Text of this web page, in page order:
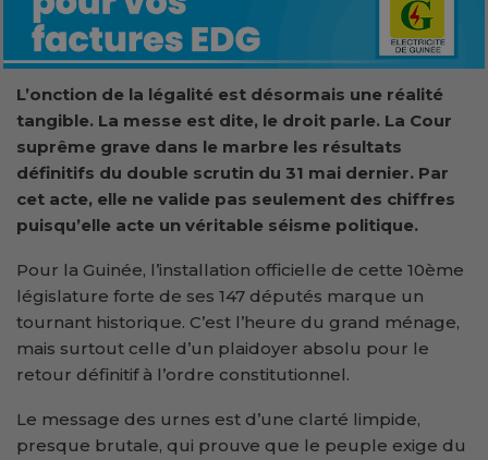
L’onction de la légalité est désormais une réalité
tangible. La messe est dite, le droit parle. La Cour
suprême grave dans le marbre les résultats
définitifs du double scrutin du 31 mai dernier. Par
cet acte, elle ne valide pas seulement des chiffres
puisqu’elle acte un véritable séisme politique.
Pour la Guinée, l’installation officielle de cette 10ème
législature forte de ses 147 députés marque un
tournant historique. C’est l’heure du grand ménage,
mais surtout celle d’un plaidoyer absolu pour le
retour définitif à l’ordre constitutionnel.
Le message des urnes est d’une clarté limpide,
presque brutale, qui prouve que le peuple exige du